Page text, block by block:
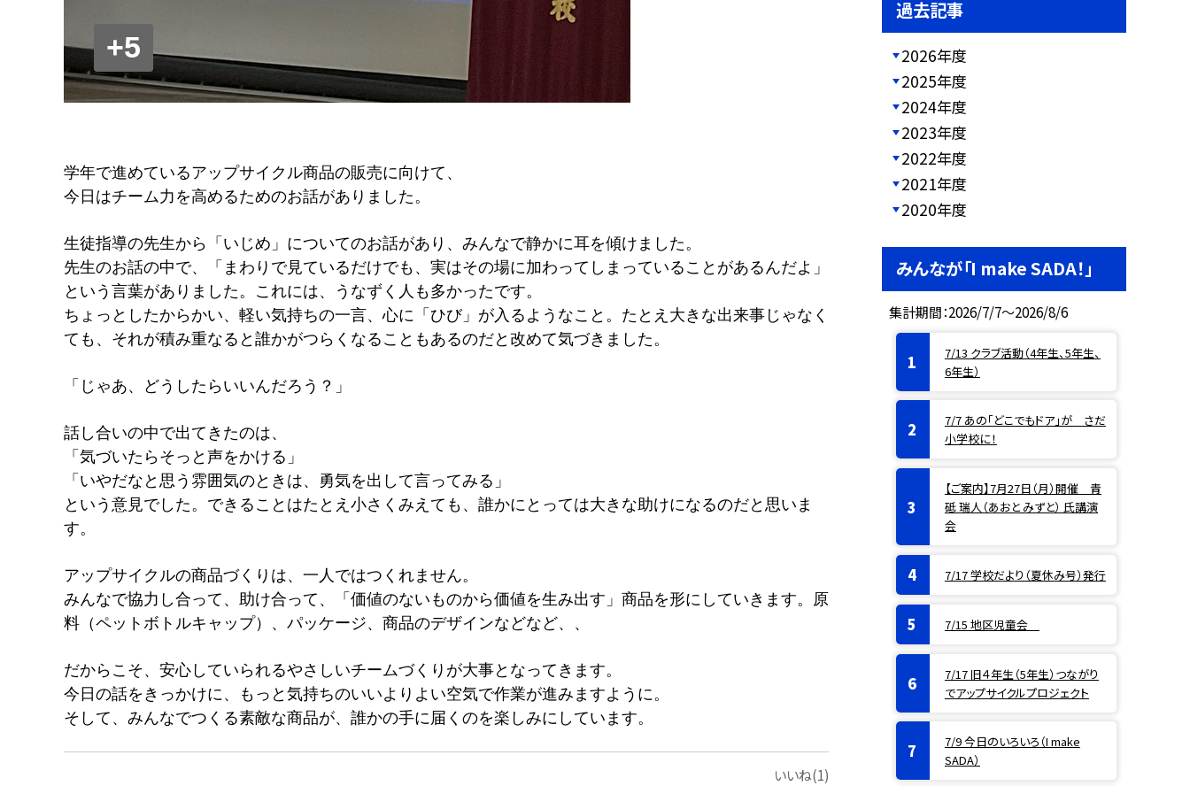
+5
学年で進めているアップサイクル商品の販売に向けて、
今日はチーム力を高めるためのお話がありました。
生徒指導の先生から「いじめ」についてのお話があり、みんなで静かに耳を傾けました。
先生のお話の中で、「まわりで見ているだけでも、実はその場に加わってしまっていることがあるんだよ」
という言葉がありました。これには、うなずく人も多かったです。
ちょっとしたからかい、軽い気持ちの一言、心に「ひび」が入るようなこと。たとえ大きな出来事じゃなく
ても、それが積み重なると誰かがつらくなることもあるのだと改めて気づきました。
「じゃあ、どうしたらいいんだろう？」
話し合いの中で出てきたのは、
「気づいたらそっと声をかける」
「いやだなと思う雰囲気のときは、勇気を出して言ってみる」
という意見でした。できることはたとえ小さくみえても、誰かにとっては大きな助けになるのだと思いま
す。
アップサイクルの商品づくりは、一人ではつくれません。
みんなで協力し合って、助け合って、「価値のないものから価値を生み出す」商品を形にしていきます。原
料（ペットボトルキャップ）、パッケージ、商品のデザインなどなど、、
だからこそ、安心していられるやさしいチームづくりが大事となってきます。
今日の話をきっかけに、もっと気持ちのいいよりよい空気で作業が進みますように。
そして、みんなでつくる素敵な商品が、誰かの手に届くのを楽しみにしています。
いいね(1)
過去記事
2026年度
2025年度
2024年度
2023年度
2022年度
2021年度
2020年度
みんなが「I make SADA！」
集計期間：2026/7/7～2026/8/6
7/13 クラブ活動（4年生、5年生、
6年生）
7/7 あの「どこでもドア」が さだ
小学校に！
【ご案内】7月27日（月）開催 青
砥 瑞人（あおと みずと） 氏講演
会
7/17 学校だより（夏休み号）発行
7/15 地区児童会
7/17 旧４年生（5年生）つながり
でアップサイクルプロジェクト
7/9 今日のいろいろ（I make
SADA）